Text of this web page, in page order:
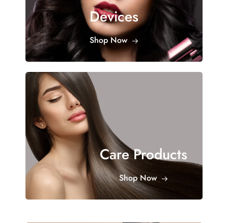
Devices
Shop Now
Care Products
Shop Now